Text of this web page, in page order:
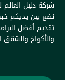
شركة دليل
نضع بين يديكم
تقديم أفضل
والأكواخ والشقق